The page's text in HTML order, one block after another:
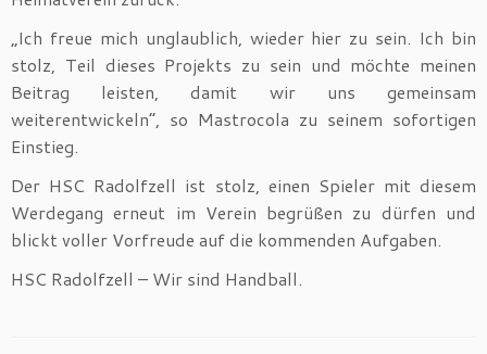
„Ich freue mich unglaublich, wieder hier zu sein. Ich bin
stolz, Teil dieses Projekts zu sein und möchte meinen
Beitrag leisten, damit wir uns gemeinsam
weiterentwickeln“, so Mastrocola zu seinem sofortigen
Einstieg.
Der HSC Radolfzell ist stolz, einen Spieler mit diesem
Werdegang erneut im Verein begrüßen zu dürfen und
blickt voller Vorfreude auf die kommenden Aufgaben.
HSC Radolfzell – Wir sind Handball.